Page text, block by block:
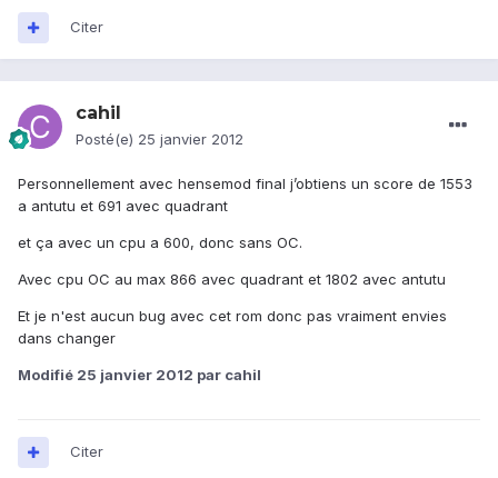
Citer
cahil
Posté(e) 25 janvier 2012
Personnellement avec hensemod final j’obtiens un score de 1553
a antutu et 691 avec quadrant
et ça avec un cpu a 600, donc sans OC.
Avec cpu OC au max 866 avec quadrant et 1802 avec antutu
Et je n'est aucun bug avec cet rom donc pas vraiment envies
dans changer
Modifié 25 janvier 2012 par cahil
Citer